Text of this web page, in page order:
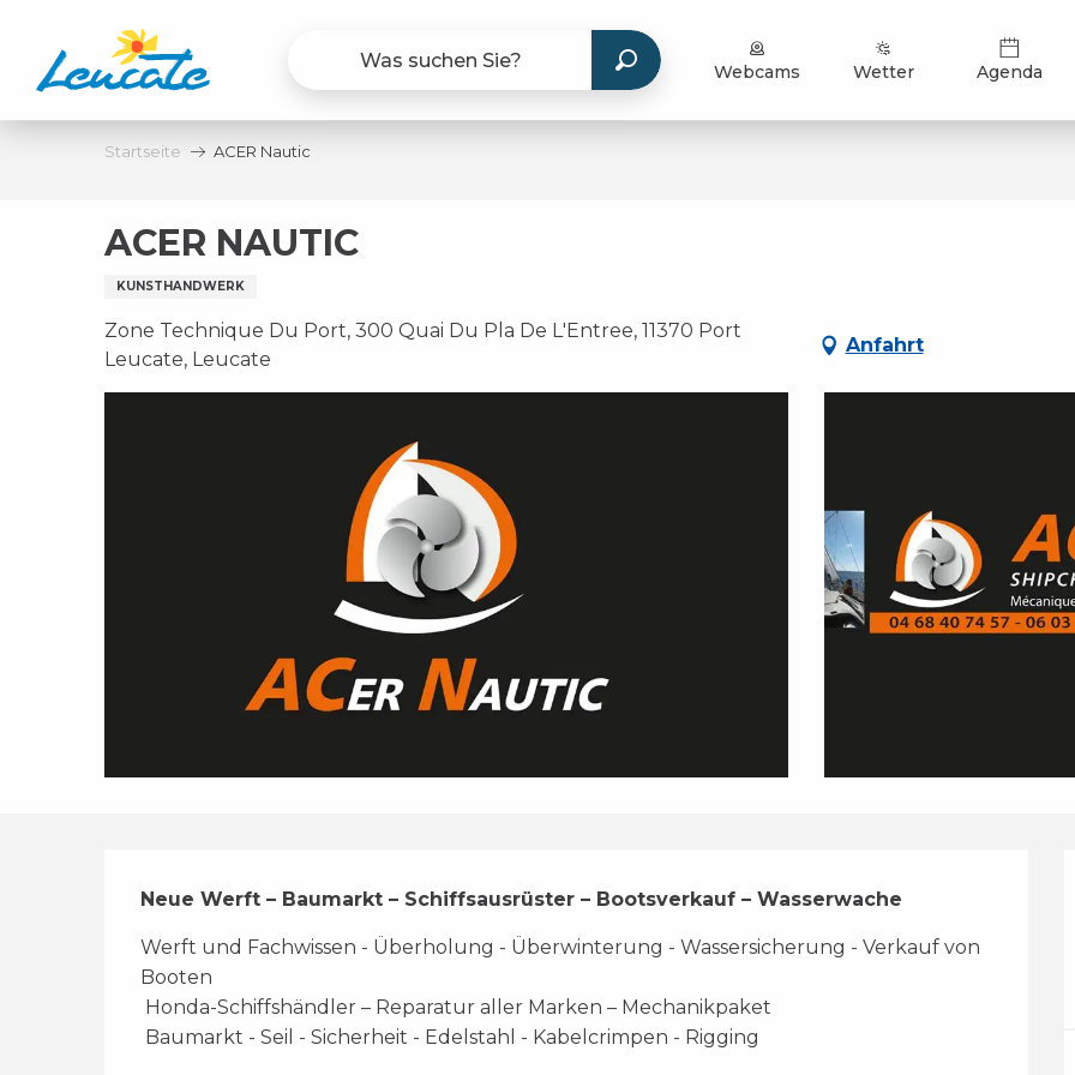
contenu
principal
Webcams Wetter Agenda
Startseite ACER Nautic
ACER NAUTIC
KUNSTHANDWERK
Zone Technique Du Port, 300 Quai Du Pla De L'Entree, 11370 Port
Leucate, Leucate
Anfahrt
Beschreibung
Neue Werft – Baumarkt – Schiffsausrüster – Bootsverkauf – Wasserwache
Werft und Fachwissen - Überholung - Überwinterung - Wassersicherung - Verkauf von
Booten
Honda-Schiffshändler – Reparatur aller Marken – Mechanikpaket
Baumarkt - Seil - Sicherheit - Edelstahl - Kabelcrimpen - Rigging